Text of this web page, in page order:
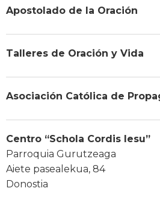
Apostolado de la Oración
Talleres de Oración y Vida
Asociación Católica de
Centro “Schola Cordis Iesu”
Parroquia Gurutzeaga
Aiete pasealekua, 84
Donostia